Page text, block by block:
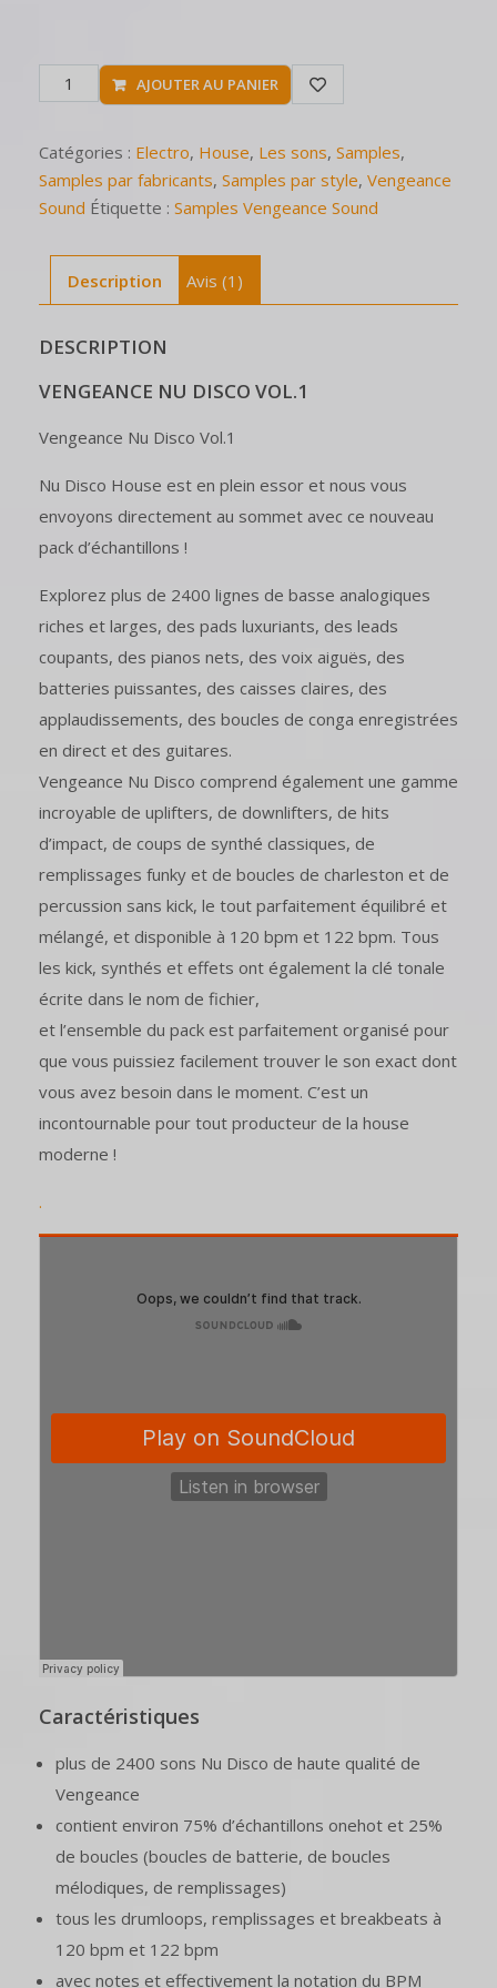
AJOUTER AU PANIER
Catégories : Electro, House, Les sons, Samples,
Samples par fabricants, Samples par style, Vengeance
Sound Étiquette : Samples Vengeance Sound
Description Avis (1)
DESCRIPTION
VENGEANCE NU DISCO VOL.1
Vengeance Nu Disco Vol.1
Nu Disco House est en plein essor et nous vous
envoyons directement au sommet avec ce nouveau
pack d’échantillons !
Explorez plus de 2400 lignes de basse analogiques
riches et larges, des pads luxuriants, des leads
coupants, des pianos nets, des voix aiguës, des
batteries puissantes, des caisses claires, des
applaudissements, des boucles de conga enregistrées
en direct et des guitares.
Vengeance Nu Disco comprend également une gamme
incroyable de uplifters, de downlifters, de hits
d’impact, de coups de synthé classiques, de
remplissages funky et de boucles de charleston et de
percussion sans kick, le tout parfaitement équilibré et
mélangé, et disponible à 120 bpm et 122 bpm. Tous
les kick, synthés et effets ont également la clé tonale
écrite dans le nom de fichier,
et l’ensemble du pack est parfaitement organisé pour
que vous puissiez facilement trouver le son exact dont
vous avez besoin dans le moment. C’est un
incontournable pour tout producteur de la house
moderne !
.
Caractéristiques
plus de 2400 sons Nu Disco de haute qualité de
Vengeance
contient environ 75% d’échantillons onehot et 25%
de boucles (boucles de batterie, de boucles
mélodiques, de remplissages)
tous les drumloops, remplissages et breakbeats à
120 bpm et 122 bpm
avec notes et effectivement la notation du BPM